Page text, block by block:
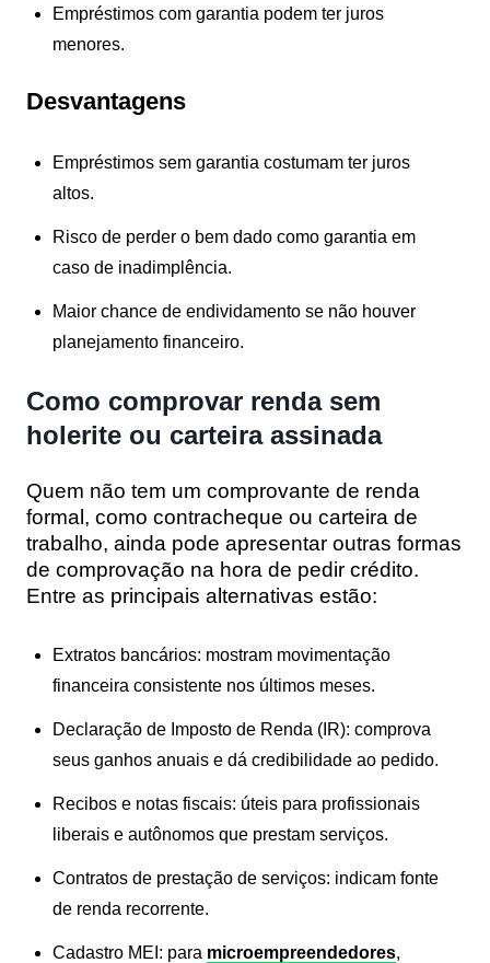
Empréstimos com garantia podem ter juros
menores.
Desvantagens
Empréstimos sem garantia costumam ter juros
altos.
Risco de perder o bem dado como garantia em
caso de inadimplência.
Maior chance de endividamento se não houver
planejamento financeiro.
Como comprovar renda sem
holerite ou carteira assinada
Quem não tem um comprovante de renda
formal, como contracheque ou carteira de
trabalho, ainda pode apresentar outras formas
de comprovação na hora de pedir crédito.
Entre as principais alternativas estão:
Extratos bancários: mostram movimentação
financeira consistente nos últimos meses.
Declaração de Imposto de Renda (IR): comprova
seus ganhos anuais e dá credibilidade ao pedido.
Recibos e notas fiscais: úteis para profissionais
liberais e autônomos que prestam serviços.
Contratos de prestação de serviços: indicam fonte
de renda recorrente.
Cadastro MEI : para microempreendedores,